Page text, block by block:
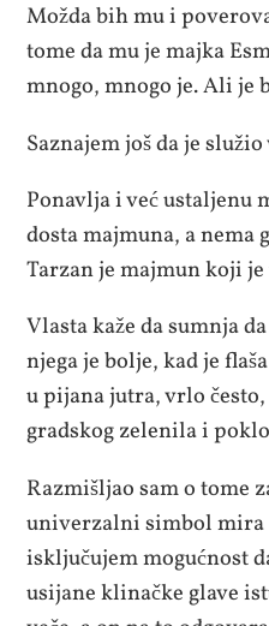
Možda bih mu i
tome da mu je majka
mnogo, mnogo je. Ali je
Saznajem još da je
Ponavlja i već ustaljenu
dosta majmuna, a nema
Tarzan je majmun koji
Vlasta kaže da sumnja
njega je bolje, kad je
u pijana jutra, vrlo
gradskog zelenila i
Razmišljao sam o tome
univerzalni simbol mira
isključujem mogućnost
usijane klinačke glave